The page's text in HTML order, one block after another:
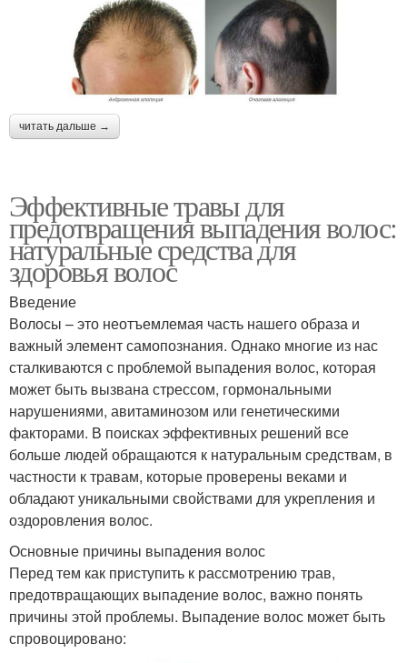
читать дальше →
Эффективные травы для
предотвращения выпадения волос:
натуральные средства для
здоровья волос
Введение
Волосы – это неотъемлемая часть нашего образа и
важный элемент самопознания. Однако многие из нас
сталкиваются с проблемой выпадения волос, которая
может быть вызвана стрессом, гормональными
нарушениями, авитаминозом или генетическими
факторами. В поисках эффективных решений все
больше людей обращаются к натуральным средствам, в
частности к травам, которые проверены веками и
обладают уникальными свойствами для укрепления и
оздоровления волос.
Основные причины выпадения волос
Перед тем как приступить к рассмотрению трав,
предотвращающих выпадение волос, важно понять
причины этой проблемы. Выпадение волос может быть
спровоцировано: